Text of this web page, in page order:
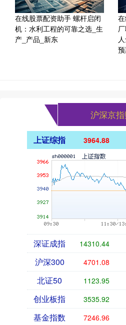
在线股票配资助手 螺杆启闭
机：水利工程的可靠之选_生
产_产品_新东
沪深京
上证综指 3964.88
深证成指 14310.44
沪深300 4701.08
北证50 1123.95
创业板指 3535.92
基金指数 7246.96